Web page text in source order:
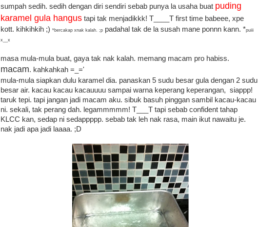
sumpah sedih. sedih dengan diri sendiri sebab punya la usaha buat puding
karamel gula hangus tapi tak menjadikkk! T____T first time babeee, xpe
kott. kihkihkih ;) *bercakap xnak kalah. ;p padahal tak de la susah mane ponnn kann. *puiii
x__x
masa mula-mula buat, gaya tak nak kalah. memang macam pro habiss.
macam. kahkahkah =_='
mula-mula siapkan dulu karamel dia. panaskan 5 sudu besar gula dengan 2 sudu
besar air. kacau kacau kacauuuu sampai warna keperang keperangan, siappp!
taruk tepi. tapi jangan jadi macam aku. sibuk basuh pinggan sambil kacau-kacau
ni. sekali, tak perang dah. legammmmm! T___T tapi sebab confident tahap
KLCC kan, sedap ni sedappppp. sebab tak leh nak rasa, main ikut nawaitu je.
nak jadi apa jadi laaaa. ;D